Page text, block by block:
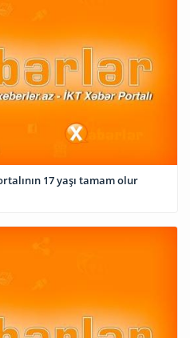
17 yaşı tamam olur